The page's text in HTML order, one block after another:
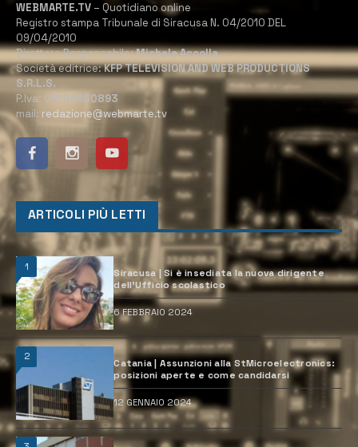
WEBMARTE.TV – Quotidiano online
Registro stampa Tribunale di Siracusa N. 04/2010 DEL
09/04/2010
Direttore Responsabile:Michele Accolla
Società editrice:KFP TELEVISION AND WEB PRODUCTIONS
S.R.L.S.
P.Iva: 02184950893
mail: redazione@webmarte.tv
ARTICOLI PIÙ LETTI
1
Siracusa | Si è insediata la nuova dirigente
dell’Ufficio scolastico
6 FEBBRAIO 2024
2
Catania | Assunzioni alla StMicroelectronics:
posizioni aperte e come candidarsi
12 GENNAIO 2024